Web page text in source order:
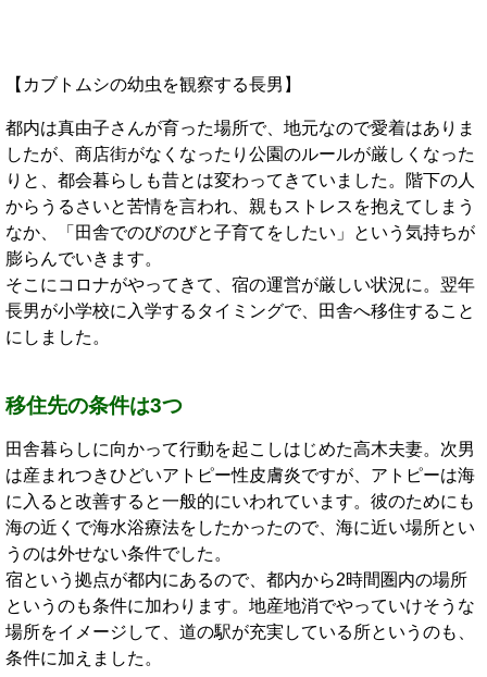
【カブトムシの幼虫を観察する長男】
都内は真由子さんが育った場所で、地元なので愛着はありま
したが、商店街がなくなったり公園のルールが厳しくなった
りと、都会暮らしも昔とは変わってきていました。階下の人
からうるさいと苦情を言われ、親もストレスを抱えてしまう
なか、「田舎でのびのびと子育てをしたい」という気持ちが
膨らんでいきます。
そこにコロナがやってきて、宿の運営が厳しい状況に。翌年
長男が小学校に入学するタイミングで、田舎へ移住すること
にしました。
移住先の条件は3つ
田舎暮らしに向かって行動を起こしはじめた高木夫妻。次男
は産まれつきひどいアトピー性皮膚炎ですが、アトピーは海
に入ると改善すると一般的にいわれています。彼のためにも
海の近くで海水浴療法をしたかったので、海に近い場所とい
うのは外せない条件でした。
宿という拠点が都内にあるので、都内から2時間圏内の場所
というのも条件に加わります。地産地消でやっていけそうな
場所をイメージして、道の駅が充実している所というのも、
条件に加えました。